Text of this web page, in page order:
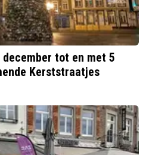
tot en met 5
Kerststraatjes